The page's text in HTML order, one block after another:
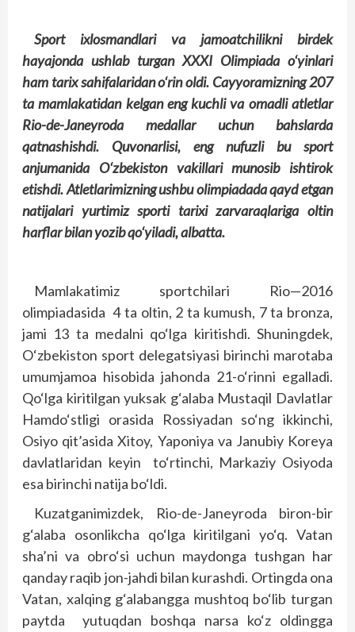
Sport ixlosmandlari va jamoatchilikni birdek
hayajonda ushlab turgan XXXI Olimpiada o‘yinlari
ham tarix sahifalaridan o‘rin oldi. Cayyoramizning 207
ta mamlakatidan kelgan eng kuchli va omadli atletlar
Rio-de-Janeyroda medallar uchun bahslarda
qatnashishdi. Quvonarlisi, eng nufuzli bu sport
anjumanida O‘zbekiston vakillari munosib ishtirok
etishdi. Atletlarimizning ushbu olimpiadada qayd etgan
natijalari yurtimiz sporti tarixi zarvaraqlariga oltin
harflar bilan yozib qo‘yiladi, albatta.
Mamlakatimiz sportchilari Rio—2016
olimpiadasida 4 ta oltin, 2 ta kumush, 7 ta bronza,
jami 13 ta medalni qo‘lga kiritishdi. Shuningdek,
O‘zbekiston sport delegatsiyasi birinchi marotaba
umumjamoa hisobida jahonda 21-o‘rinni egalladi.
Qo‘lga kiritilgan yuksak g‘alaba Mustaqil Davlatlar
Hamdo‘stligi orasida Rossiyadan so‘ng ikkinchi,
Osiyo qit’asida Xitoy, Yaponiya va Janubiy Koreya
davlatlaridan keyin to‘rtinchi, Markaziy Osiyoda
esa birinchi natija bo‘ldi.
Kuzatganimizdek, Rio-de-Janeyroda biron-bir
g‘alaba osonlikcha qo‘lga kiritilgani yo‘q. Vatan
sha’ni va obro‘si uchun maydonga tushgan har
qanday raqib jon-jahdi bilan kurashdi. Ortingda ona
Vatan, xalqing g‘alabangga mushtoq bo‘lib turgan
paytda yutuqdan boshqa narsa ko‘z oldingga